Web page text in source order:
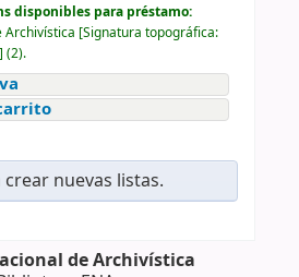
disponibles para préstamo:
Archivística [Signatura topográfica:
] (2).
crear nuevas listas.
de Archivística